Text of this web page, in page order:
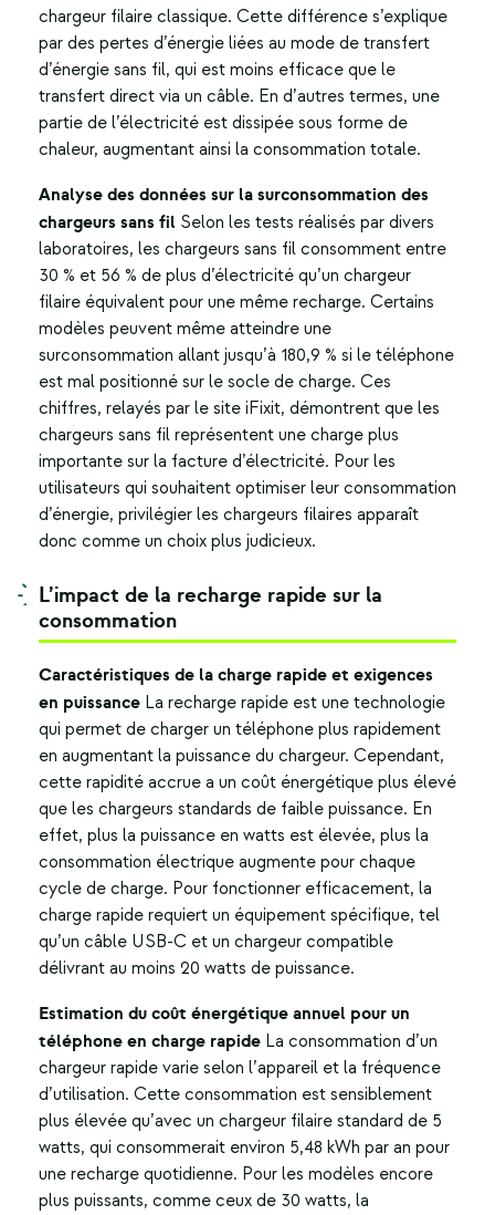
chargeur filaire classique. Cette différence s’explique
par des pertes d’énergie liées au mode de transfert
d’énergie sans fil, qui est moins efficace que le
transfert direct via un câble. En d’autres termes, une
partie de l’électricité est dissipée sous forme de
chaleur, augmentant ainsi la consommation totale.
Analyse des données sur la surconsommation des
chargeurs sans fil Selon les tests réalisés par divers
laboratoires, les chargeurs sans fil consomment entre
30 % et 56 % de plus d’électricité qu’un chargeur
filaire équivalent pour une même recharge. Certains
modèles peuvent même atteindre une
surconsommation allant jusqu’à 180,9 % si le téléphone
est mal positionné sur le socle de charge. Ces
chiffres, relayés par le site iFixit, démontrent que les
chargeurs sans fil représentent une charge plus
importante sur la facture d’électricité. Pour les
utilisateurs qui souhaitent optimiser leur consommation
d’énergie, privilégier les chargeurs filaires apparaît
donc comme un choix plus judicieux.
L’impact de la recharge rapide sur la
consommation
Caractéristiques de la charge rapide et exigences
en puissance La recharge rapide est une technologie
qui permet de charger un téléphone plus rapidement
en augmentant la puissance du chargeur. Cependant,
cette rapidité accrue a un coût énergétique plus élevé
que les chargeurs standards de faible puissance. En
effet, plus la puissance en watts est élevée, plus la
consommation électrique augmente pour chaque
cycle de charge. Pour fonctionner efficacement, la
charge rapide requiert un équipement spécifique, tel
qu’un câble USB-C et un chargeur compatible
délivrant au moins 20 watts de puissance.
Estimation du coût énergétique annuel pour un
téléphone en charge rapide La consommation d’un
chargeur rapide varie selon l’appareil et la fréquence
d’utilisation. Cette consommation est sensiblement
plus élevée qu’avec un chargeur filaire standard de 5
watts, qui consommerait environ 5,48 kWh par an pour
une recharge quotidienne. Pour les modèles encore
plus puissants, comme ceux de 30 watts, la